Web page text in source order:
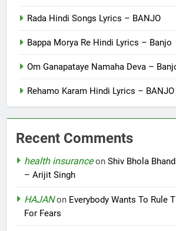
Rada Hindi Songs Lyrics – BANJO
Bappa Morya Re Hindi Lyrics – Banjo
Om Ganapataye Namaha Deva –
Rehamo Karam Hindi Lyrics – BANJO
Recent Comments
health insuranceon Shiv Bhola
– Arijit Singh
HAJANon Everybody Wants To Rule
For Fears